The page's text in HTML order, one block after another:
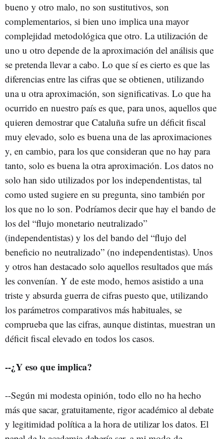
bueno y otro malo, no son sustitutivos, son
complementarios, si bien uno implica una mayor
complejidad metodológica que otro. La utilización de
uno u otro depende de la aproximación del análisis que
se pretenda llevar a cabo. Lo que sí es cierto es que las
diferencias entre las cifras que se obtienen, utilizando
una u otra aproximación, son significativas. Lo que ha
ocurrido en nuestro país es que, para unos, aquellos que
quieren demostrar que Cataluña sufre un déficit fiscal
muy elevado, solo es buena una de las aproximaciones
y, en cambio, para los que consideran que no hay para
tanto, solo es buena la otra aproximación. Los datos no
solo han sido utilizados por los independentistas, tal
como usted sugiere en su pregunta, sino también por
los que no lo son. Podríamos decir que hay el bando de
los del “flujo monetario neutralizado”
(independentistas) y los del bando del “flujo del
beneficio no neutralizado” (no independentistas). Unos
y otros han destacado solo aquellos resultados que más
les convenían. Y de este modo, hemos asistido a una
triste y absurda guerra de cifras puesto que, utilizando
los parámetros comparativos más habituales, se
comprueba que las cifras, aunque distintas, muestran un
déficit fiscal elevado en todos los casos.
--¿Y eso que implica?
--Según mi modesta opinión, todo ello no ha hecho
más que sacar, gratuitamente, rigor académico al debate
y legitimidad política a la hora de utilizar los datos. El